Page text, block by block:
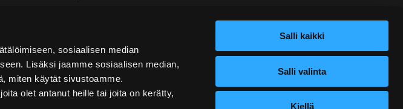
sosiaalisen median
Lisäksi jaamme sosiaalisen median,
miten käytät sivustoamme.
olet antanut heille tai joita on kerätty,
Salli kaikki
Salli valinta
Kiellä
Yhteystiedot